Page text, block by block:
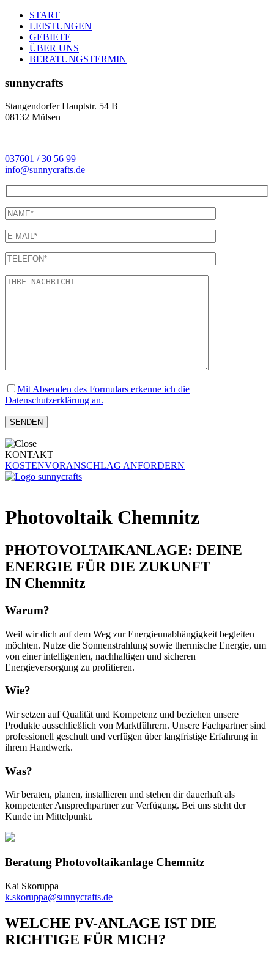
START
LEISTUNGEN
GEBIETE
ÜBER UNS
BERATUNGSTERMIN
sunnycrafts
Stangendorfer Hauptstr. 54 B
08132 Mülsen
037601 / 30 56 99
info@sunnycrafts.de
Mit Absenden des Formulars erkenne ich die
Datenschutzerklärung an.
KONTAKT
KOSTENVORANSCHLAG ANFORDERN
Photovoltaik Chemnitz
PHOTOVOLTAIKANLAGE: DEINE
ENERGIE FÜR DIE ZUKUNFT
IN Chemnitz
Warum?
Weil wir dich auf dem Weg zur Energieunabhängigkeit begleiten
möchten. Nutze die Sonnenstrahlung sowie thermische Energie, um
von einer intelligenten, nachhaltigen und sicheren
Energieversorgung zu profitieren.
Wie?
Wir setzen auf Qualität und Kompetenz und beziehen unsere
Produkte ausschließlich von Marktführern. Unsere Fachpartner sind
professionell geschult und verfügen über langfristige Erfahrung in
ihrem Handwerk.
Was?
Wir beraten, planen, installieren und stehen dir dauerhaft als
kompetenter Ansprechpartner zur Verfügung. Bei uns steht der
Kunde im Mittelpunkt.
Beratung Photovoltaikanlage Chemnitz
Kai Skoruppa
k.skoruppa@sunnycrafts.de
WELCHE PV-ANLAGE IST DIE
RICHTIGE FÜR MICH?